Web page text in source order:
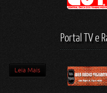
Leia Mais
Portal TV e